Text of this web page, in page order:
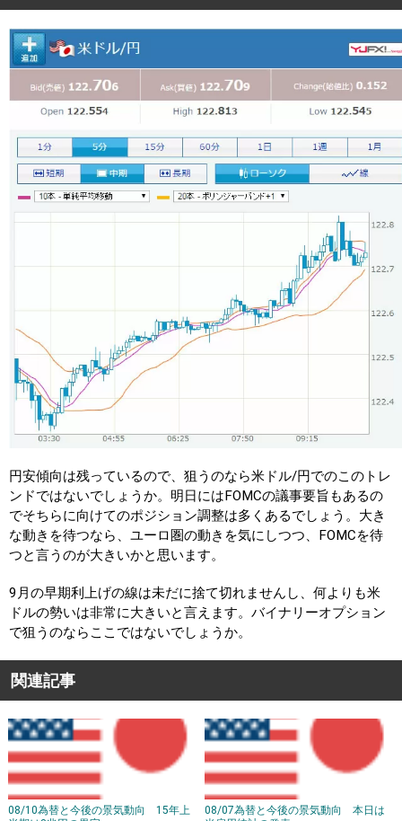
円安傾向は残っているので、狙うのなら米ドル/円でのこのトレ
ンドではないでしょうか。明日にはFOMCの議事要旨もあるの
でそちらに向けてのポジション調整は多くあるでしょう。大き
な動きを待つなら、ユーロ圏の動きを気にしつつ、FOMCを待
つと言うのが大きいかと思います。
9月の早期利上げの線は未だに捨て切れませんし、何よりも米
ドルの勢いは非常に大きいと言えます。バイナリーオプション
で狙うのならここではないでしょうか。
関連記事
08/10為替と今後の景気動向 15年上
08/07為替と今後の景気動向 本日は